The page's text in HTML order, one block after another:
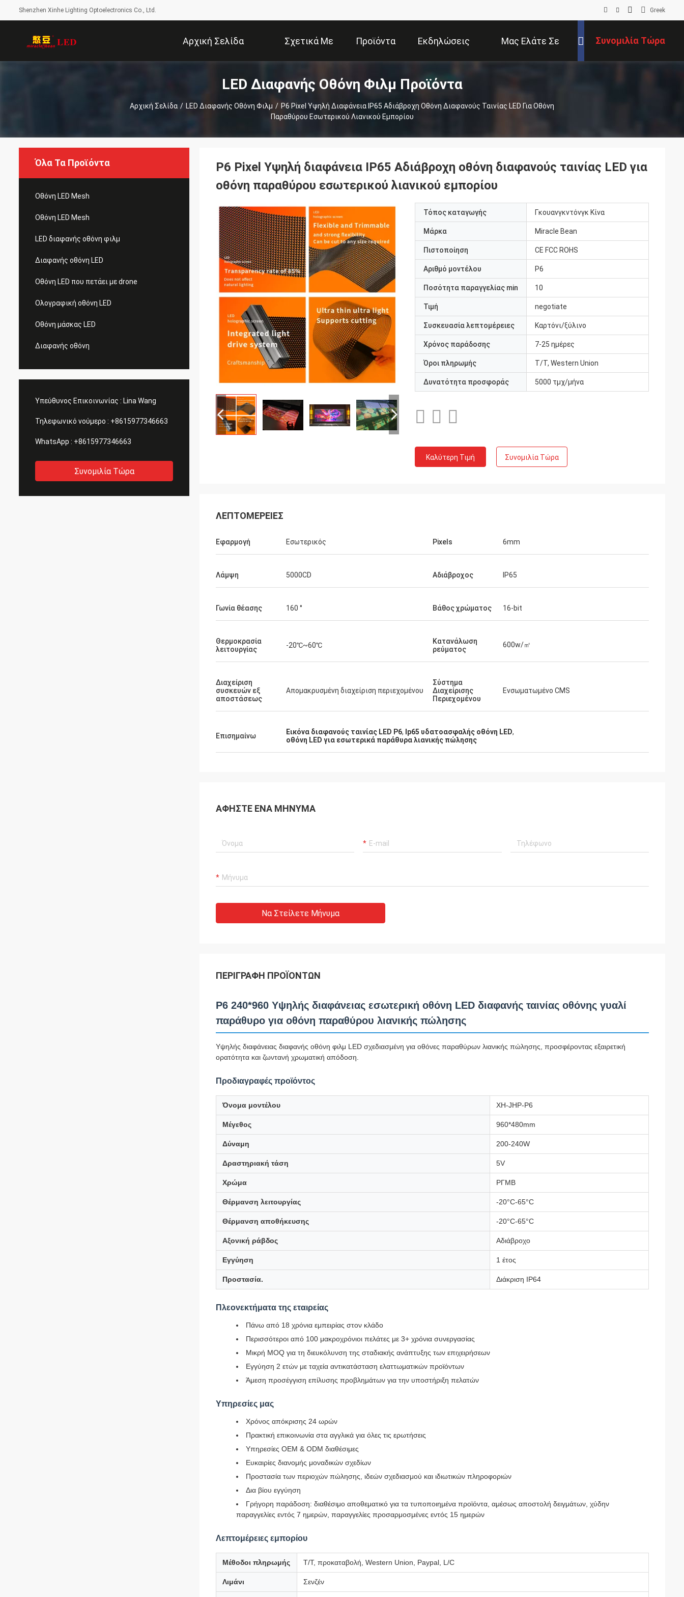
Shenzhen Xinhe Lighting Optoelectronics Co., Ltd. Greek
Αρχική Σελίδα Σχετικά Με
Εμάς
Προϊόντα Εκδηλώσεις Μας Ελάτε Σε Συνομιλία Τώρα
LED Διαφανής Οθόνη Φιλμ Προϊόντα
Αρχική Σελίδα / LED Διαφανής Οθόνη Φιλμ / P6 Pixel Υψηλή Διαφάνεια IP65 Αδιάβροχη Οθόνη Διαφανούς Ταινίας LED Για Οθόνη
Παραθύρου Εσωτερικού Λιανικού Εμπορίου
Όλα Τα Προϊόντα
Οθόνη LED Mesh
Οθόνη LED Mesh
LED διαφανής οθόνη φιλμ
Διαφανής οθόνη LED
Οθόνη LED που πετάει με drone
Ολογραφική οθόνη LED
Οθόνη μάσκας LED
Διαφανής οθόνη
Υπεύθυνος Επικοινωνίας : Lina Wang
Τηλεφωνικό νούμερο : +8615977346663
WhatsApp : +8615977346663
Συνομιλία Τώρα
P6 Pixel Υψηλή διαφάνεια IP65 Αδιάβροχη οθόνη διαφανούς ταινίας LED για
οθόνη παραθύρου εσωτερικού λιανικού εμπορίου
Τόπος καταγωγής Γκουανγκντόνγκ Κίνα
Μάρκα Miracle Bean
Πιστοποίηση CE FCC ROHS
Αριθμό μοντέλου P6
Ποσότητα παραγγελίας min 10
Τιμή negotiate
Συσκευασία λεπτομέρειες Καρτόνι/ξύλινο
Χρόνος παράδοσης 7-25 ημέρες
Όροι πληρωμής T/T, Western Union
Δυνατότητα προσφοράς 5000 τμχ/μήνα
Καλύτερη Τιμή Συνομιλία Τώρα
ΛΕΠΤΟΜΈΡΕΙΕΣ
Εφαρμογή Εσωτερικός Pixels 6mm
Λάμψη 5000CD Αδιάβροχος IP65
Γωνία θέασης 160 ° Βάθος χρώματος 16-bit
Θερμοκρασία
λειτουργίας
-20℃~60℃
Κατανάλωση
ρεύματος
600w/㎡
Διαχείριση
συσκευών εξ
αποστάσεως
Απομακρυσμένη διαχείριση περιεχομένου
Σύστημα
Διαχείρισης
Περιεχομένου
Ενσωματωμένο CMS
Επισημαίνω Εικόνα διαφανούς ταινίας LED P6, Ip65 υδατοασφαλής οθόνη LED,
οθόνη LED για εσωτερικά παράθυρα λιανικής πώλησης
ΑΦΉΣΤΕ ΈΝΑ ΜΉΝΥΜΑ
Να Στείλετε Μήνυμα
ΠΕΡΙΓΡΑΦΉ ΠΡΟΪΌΝΤΩΝ
P6 240*960 Υψηλής διαφάνειας εσωτερική οθόνη LED διαφανής ταινίας οθόνης γυαλί
παράθυρο για οθόνη παραθύρου λιανικής πώλησης
Υψηλής διαφάνειας διαφανής οθόνη φιλμ LED σχεδιασμένη για οθόνες παραθύρων λιανικής πώλησης, προσφέροντας εξαιρετική
ορατότητα και ζωντανή χρωματική απόδοση.
Προδιαγραφές προϊόντος
Όνομα μοντέλου XH-JHP-P6
Μέγεθος 960*480mm
Δύναμη 200-240W
Δραστηριακή τάση 5V
Χρώμα ΡΓΜΒ
Θέρμανση λειτουργίας -20°C-65°C
Θέρμανση αποθήκευσης -20°C-65°C
Αξονική ράβδος Αδιάβροχο
Εγγύηση 1 έτος
Προστασία. Διάκριση IP64
Πλεονεκτήματα της εταιρείας
Πάνω από 18 χρόνια εμπειρίας στον κλάδο
Περισσότεροι από 100 μακροχρόνιοι πελάτες με 3+ χρόνια συνεργασίας
Μικρή MOQ για τη διευκόλυνση της σταδιακής ανάπτυξης των επιχειρήσεων
Εγγύηση 2 ετών με ταχεία αντικατάσταση ελαττωματικών προϊόντων
Άμεση προσέγγιση επίλυσης προβλημάτων για την υποστήριξη πελατών
Υπηρεσίες μας
Χρόνος απόκρισης 24 ωρών
Πρακτική επικοινωνία στα αγγλικά για όλες τις ερωτήσεις
Υπηρεσίες OEM & ODM διαθέσιμες
Ευκαιρίες διανομής μοναδικών σχεδίων
Προστασία των περιοχών πώλησης, ιδεών σχεδιασμού και ιδιωτικών πληροφοριών
Δια βίου εγγύηση
Γρήγορη παράδοση: διαθέσιμο αποθεματικό για τα τυποποιημένα προϊόντα, αμέσως αποστολή δειγμάτων, χύδην
παραγγελίες εντός 7 ημερών, παραγγελίες προσαρμοσμένες εντός 15 ημερών
Λεπτομέρειες εμπορίου
Μέθοδοι πληρωμής Τ/Τ, προκαταβολή, Western Union, Paypal, L/C
Λιμάνι Σενζέν